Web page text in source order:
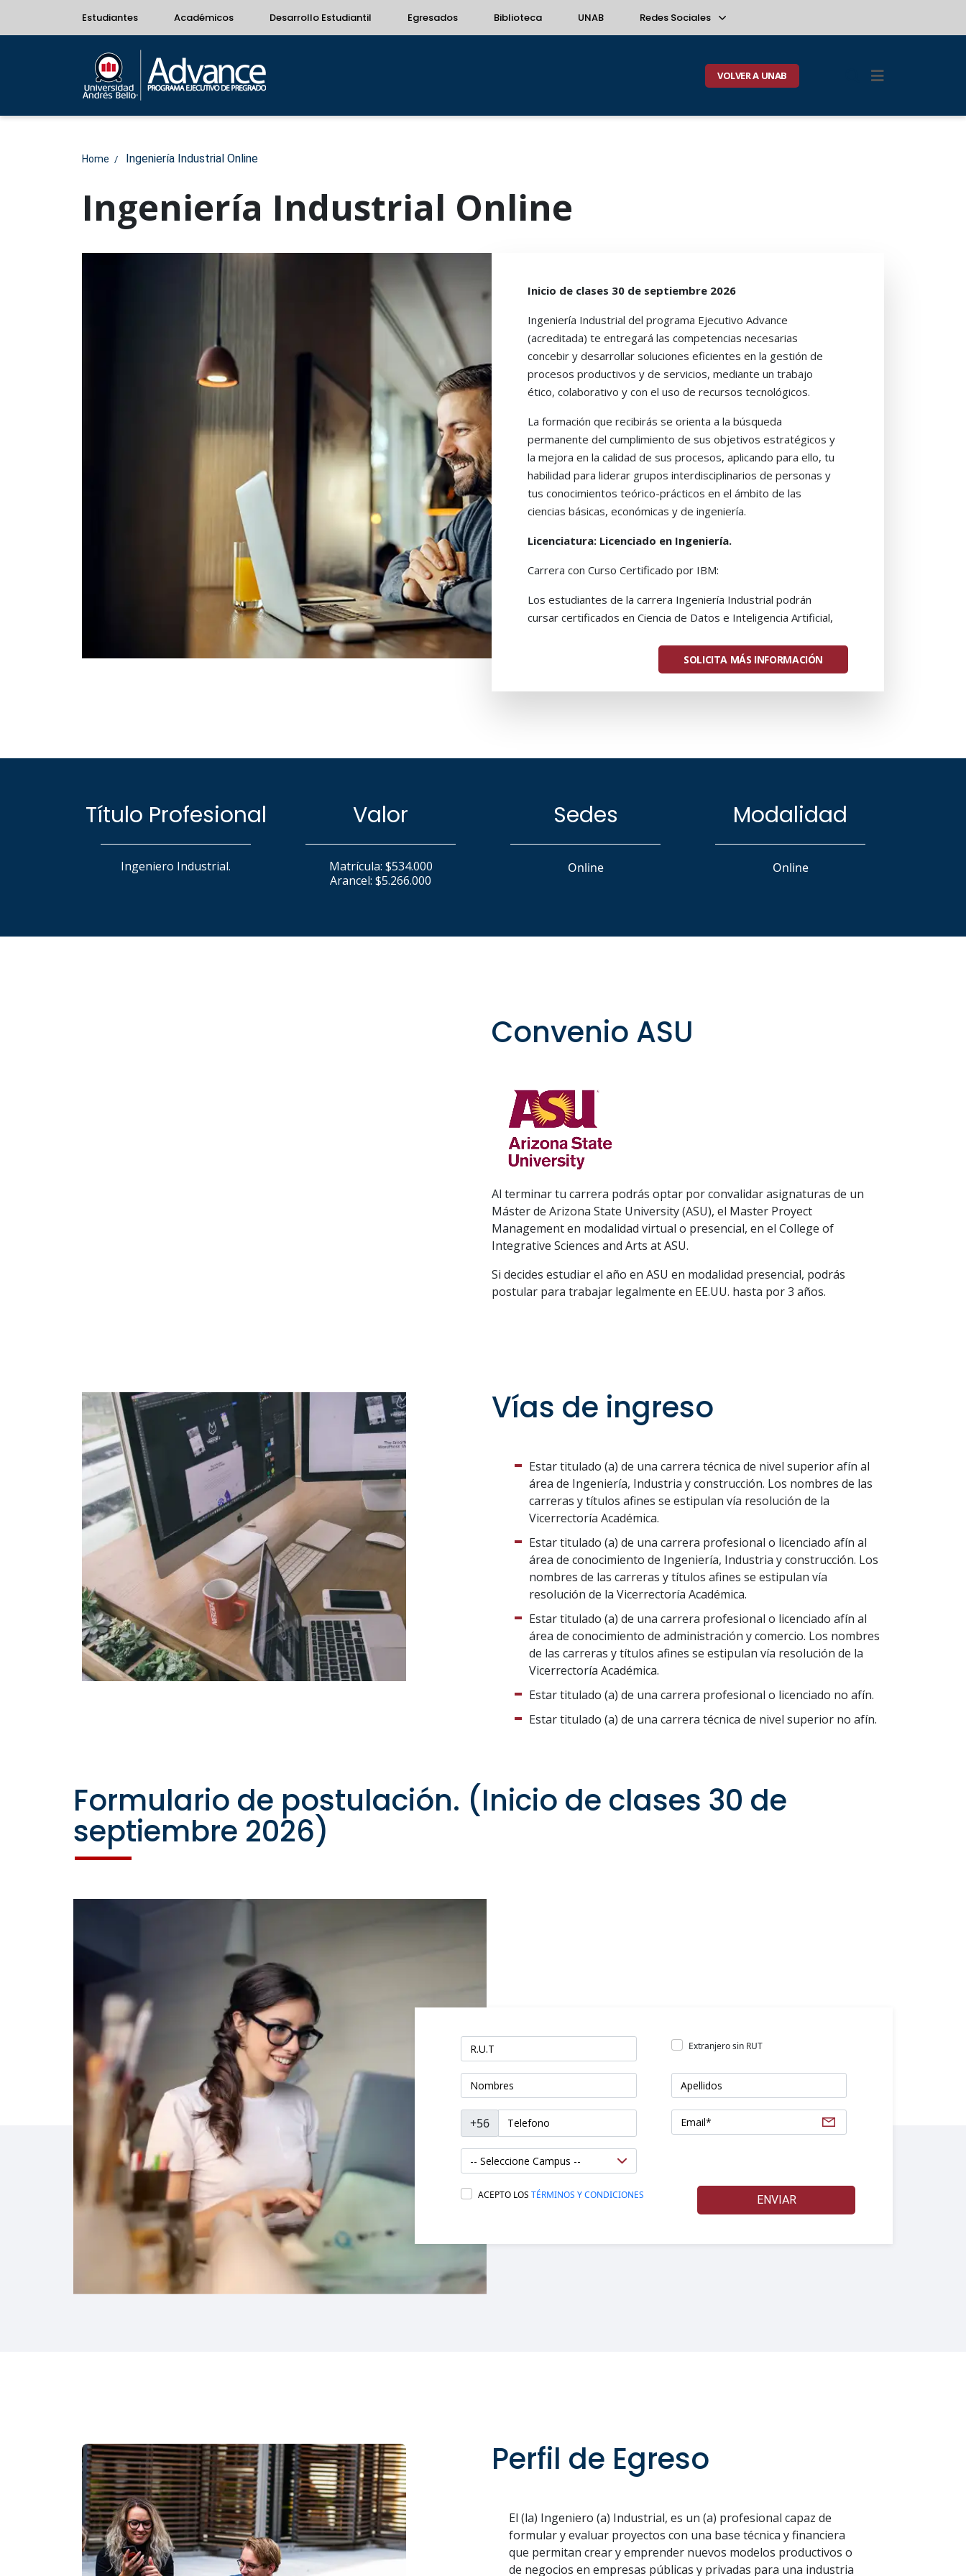
Estudiantes Académicos Desarrollo Estudiantil Egresados Biblioteca UNAB Redes Sociales
VOLVER A UNAB
Home Ingeniería Industrial Online
Ingeniería Industrial Online
Inicio de clases 30 de septiembre 2026
Ingeniería Industrial del programa Ejecutivo Advance
(acreditada) te entregará las competencias necesarias
concebir y desarrollar soluciones eficientes en la gestión de
procesos productivos y de servicios, mediante un trabajo
ético, colaborativo y con el uso de recursos tecnológicos.
La formación que recibirás se orienta a la búsqueda
permanente del cumplimiento de sus objetivos estratégicos y
la mejora en la calidad de sus procesos, aplicando para ello, tu
habilidad para liderar grupos interdisciplinarios de personas y
tus conocimientos teórico-prácticos en el ámbito de las
ciencias básicas, económicas y de ingeniería.
Licenciatura: Licenciado en Ingeniería.
Carrera con Curso Certificado por IBM:
Los estudiantes de la carrera Ingeniería Industrial podrán
cursar certificados en Ciencia de Datos e Inteligencia Artificial,
100% online y gratuita. Esto se enmarca en una alianza
estratégica entre UNAB e IBM que permite integrar estos
cursos dentro de la malla de la carrera, en los cursos de
La Facultad de Ingeniería de la UNAB, ha liderado esta alianza
SOLICITA MÁS INFORMACIÓN
Título Profesional
Ingeniero Industrial.
Valor
Matrícula: $534.000
Arancel: $5.266.000
Sedes
Online
Modalidad
Online
Convenio ASU
Al terminar tu carrera podrás optar por convalidar asignaturas de un
Máster de Arizona State University (ASU), el Master Proyect
Management en modalidad virtual o presencial, en el College of
Integrative Sciences and Arts at ASU.
Si decides estudiar el año en ASU en modalidad presencial, podrás
postular para trabajar legalmente en EE.UU. hasta por 3 años.
Vías de ingreso
Estar titulado (a) de una carrera técnica de nivel superior afín al
área de Ingeniería, Industria y construcción. Los nombres de las
carreras y títulos afines se estipulan vía resolución de la
Vicerrectoría Académica.
Estar titulado (a) de una carrera profesional o licenciado afín al
área de conocimiento de Ingeniería, Industria y construcción. Los
nombres de las carreras y títulos afines se estipulan vía
resolución de la Vicerrectoría Académica.
Estar titulado (a) de una carrera profesional o licenciado afín al
área de conocimiento de administración y comercio. Los nombres
de las carreras y títulos afines se estipulan vía resolución de la
Vicerrectoría Académica.
Estar titulado (a) de una carrera profesional o licenciado no afín.
Estar titulado (a) de una carrera técnica de nivel superior no afín.
Formulario de postulación. (Inicio de clases 30 de
septiembre 2026)
Extranjero sin RUT
+56
ACEPTO LOS TÉRMINOS Y CONDICIONES ENVIAR
Perfil de Egreso
El (la) Ingeniero (a) Industrial, es un (a) profesional capaz de
formular y evaluar proyectos con una base técnica y financiera
que permitan crear y emprender nuevos modelos productivos o
de negocios en empresas públicas y privadas para una industria